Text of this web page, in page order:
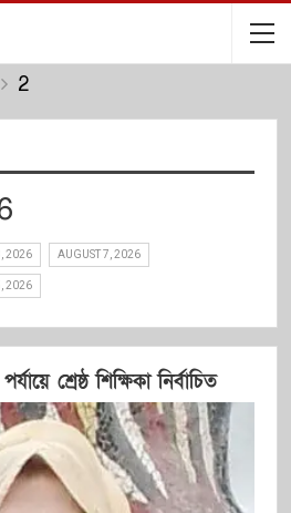
2
2026 AUGUST 7, 2026
2026
শ্রেষ্ঠ শিক্ষিকা নির্বাচিত